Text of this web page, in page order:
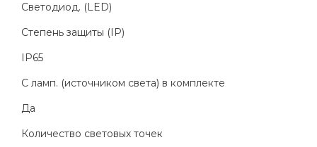
Светодиод. (LED)
Степень защиты (IP)
IP65
С ламп. (источником света) в комплекте
Да
Количество световых точек